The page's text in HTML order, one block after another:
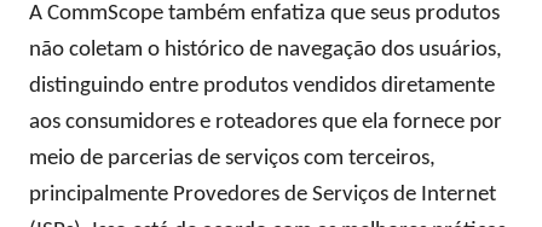
A CommScope também enfatiza que seus produtos
não coletam o histórico de navegação dos usuários,
distinguindo entre produtos vendidos diretamente
aos consumidores e roteadores que ela fornece por
meio de parcerias de serviços com terceiros,
principalmente Provedores de Serviços de Internet